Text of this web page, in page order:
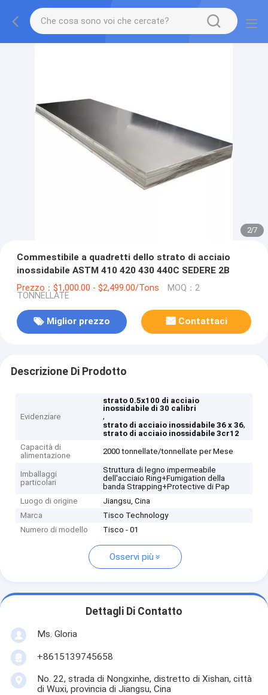
2/7
Commestibile a quadretti dello strato di acciaio
inossidabile ASTM 410 420 430 440C SEDERE 2B
Prezzo：$1,000.00 - $2,499.00/Tons MOQ：2
TONNELLATE
Miglior prezzo Contattaci
Descrizione Di Prodotto
Evidenziare
strato 0.5x100 di acciaio
inossidabile di 30 calibri
,
strato di acciaio inossidabile 36 x 36,
strato di acciaio inossidabile 3cr12
Capacità di
alimentazione
2000 tonnellate/tonnellate per Mese
Imballaggi
particolari
Struttura di legno impermeabile
dell'acciaio Ring+Fumigation della
banda Strapping+Protective di Pap
Luogo di origine
Jiangsu, Cina
Marca
Tisco Technology
Numero di modello
Tisco - 01
Osservi più
Dettagli Di Contatto
Ms. Gloria
+8615139745658
No. 22, strada di Nongxinhe, distretto di Xishan, città
di Wuxi, provincia di Jiangsu, Cina